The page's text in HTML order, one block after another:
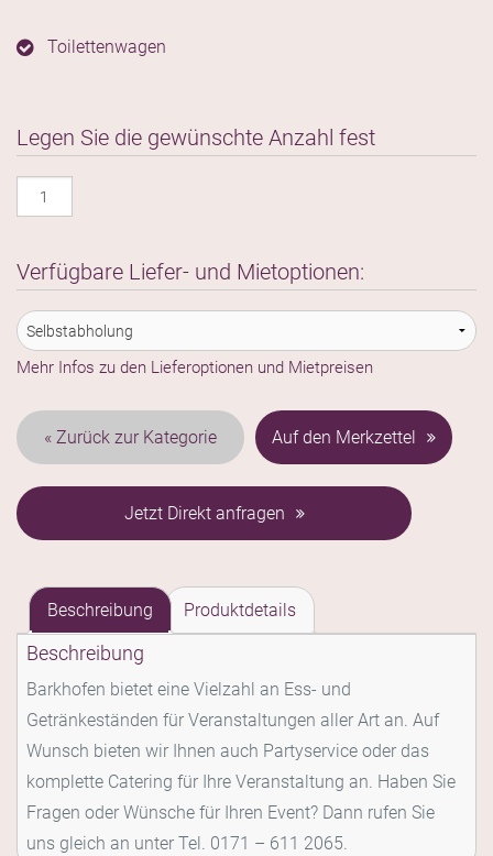
Toilettenwagen
Legen Sie die gewünschte Anzahl fest
Ess-
und
Menge
Verfügbare Liefer- und Mietoptionen:
Mehr Infos zu den Lieferoptionen und Mietpreisen
Kategorie Auf den Merkzettel
Jetzt Direkt anfragen
Beschreibung Produktdetails
Beschreibung
Barkhofen bietet eine Vielzahl an Ess- und
Getränkeständen für Veranstaltungen aller Art an. Auf
Wunsch bieten wir Ihnen auch Partyservice oder das
komplette Catering für Ihre Veranstaltung an. Haben Sie
Fragen oder Wünsche für Ihren Event? Dann rufen Sie
uns gleich an unter Tel. 0171 – 611 2065.